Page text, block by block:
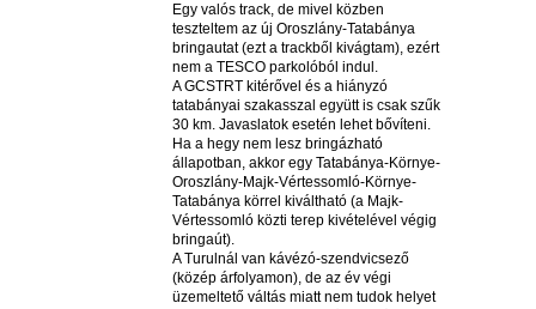
Egy valós track, de mivel közben
teszteltem az új Oroszlány-Tatabánya
bringautat (ezt a trackből kivágtam), ezért
nem a TESCO parkolóból indul.
A GCSTRT kitérővel és a hiányzó
tatabányai szakasszal együtt is csak szűk
30 km. Javaslatok esetén lehet bővíteni.
Ha a hegy nem lesz bringázható
állapotban, akkor egy Tatabánya-Környe-
Oroszlány-Majk-Vértessomló-Környe-
Tatabánya körrel kiváltható (a Majk-
Vértessomló közti terep kivételével végig
bringaút).
A Turulnál van kávézó-szendvicsező
(közép árfolyamon), de az év végi
üzemeltető váltás miatt nem tudok helyet